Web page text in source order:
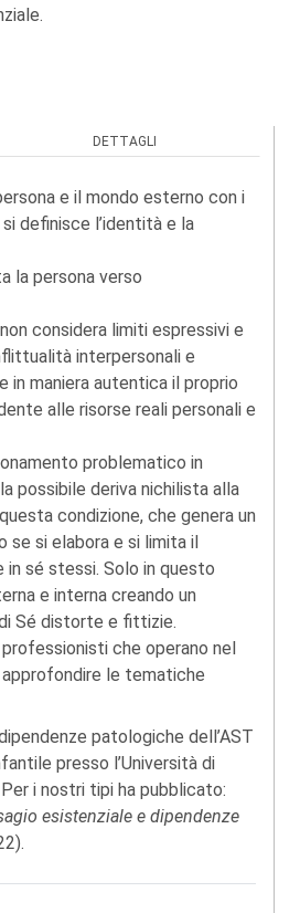
DETTAGLI
e il mondo esterno con i
definisce l’identità e la
la persona verso
considera limiti espressivi e
interpersonali e
maniera autentica il proprio
alle risorse reali personali e
problematico in
possibile deriva nichilista alla
condizione, che genera un
se si elabora e si limita il
in sé stessi. Solo in questo
e interna creando un
Sé distorte e fittizie.
che operano nel
le tematiche
patologiche dell’AST
presso l’Università di
i nostri tipi ha pubblicato:
esistenziale e dipendenze